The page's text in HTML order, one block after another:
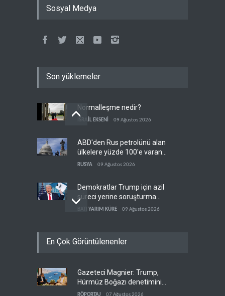
Sosyal Medya
Son yüklemeler
Normalleşme nedir?
İSRAİL EKSENİ 09 Ağustos 2026
ABD'den Rus petrolünü alan
ülkelere yüzde 100'e varan
gümrük vergisi
RUSYA 09 Ağustos 2026
Demokratlar Trump için azil
süreci yerine soruşturma
hazırlıyor
BATI YARIM KÜRE 09 Ağustos 2026
Afrika'daki petrol
Pentagon silah şirketlerine
21 gün süre verdi
En Çok Görüntülenenler
Gazeteci Magnier: Trump,
Hürmüz Boğazı denetimini
doğrudan İran ve Umman'a
RÖPORTAJ 07 Ağustos 2026